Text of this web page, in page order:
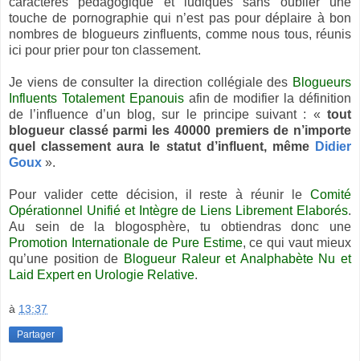
touche de pornographie qui n’est pas pour déplaire à bon
nombres de blogueurs zinfluents, comme nous tous, réunis
ici pour prier pour ton classement.
Je viens de consulter la direction collégiale des Blogueurs
Influents Totalement Epanouisafin de modifier la définition
de l’influence d’un blog, sur le principe suivant : « tout
blogueur classé parmi les 40000 premiers de n’importe
quel classement aura le statut d’influent, même Didier
Goux ».
Pour valider cette décision, il reste à réunir le Comité
Opérationnel Unifié et Intègre de Liens Librement Elaborés.
Au sein de la blogosphère, tu obtiendras donc une
Promotion Internationale de Pure Estime, ce qui vaut mieux
qu’une position de Blogueur Raleur et Analphabète Nu et
Laid Expert en Urologie Relative.
à 13:37
Partager